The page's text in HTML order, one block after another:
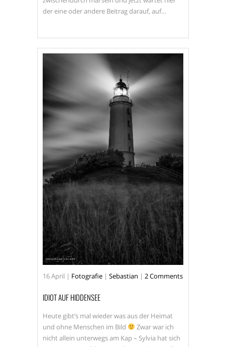
der eine oder andere Beitrag darauf, auf…
16April | Fotografie | Sebastian | 2 Comments
IDIOT AUF HIDDENSEE
Heute gibt’s mal wieder was aus der Heimat
und ohne Menschen im Bild
Zwar war ich
nicht allein unterwegs am Kap – Sylvia hat sich